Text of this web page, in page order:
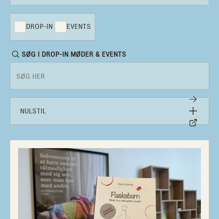
DROP-IN EVENTS
SØG I DROP-IN MØDER & EVENTS
NULSTIL